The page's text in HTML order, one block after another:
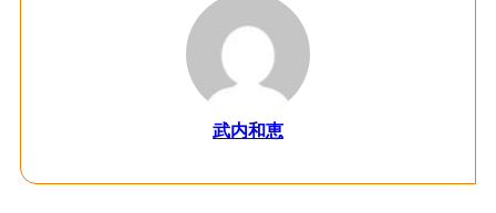
武内和恵